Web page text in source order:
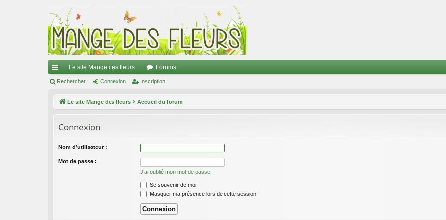
ac
Le site Mange des fleurs Forums
Rechercher Connexion Inscription
Le site Mange des fleurs Accueil du forum
Connexion
Nom d’utilisateur :
Mot de passe :
J’ai oublié mon mot de passe
Se souvenir de moi
Masquer ma présence lors de cette session